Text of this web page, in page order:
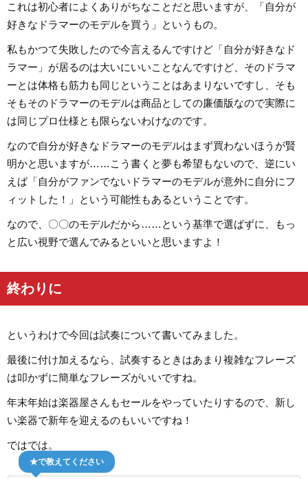
これは初心者によくありがちなことだと思いますが、「自分が
好きなドラマーのモデルを買う」というもの。
私もかつて失敗したので今言えるんですけど「自分が好きなド
ラマー」が居るのは大いにいいことなんですけど、そのドラマ
ーとは体格も筋力も同じということはあまりないですし、そも
そもそのドラマーのモデルは商品としての廉価版なので実際に
は同じプロ仕様とも限らないわけなのです。
なので自分が好きなドラマーのモデルはまず買わないほうが賢
明かと思いますが……こう書くと夢も希望もないので、逆にい
えば「自分がファンでないドラマーのモデルが意外に自分にフ
ィットした！」という可能性もあるということです。
なので、〇〇のモデルだから……という基準で選ばずに、もっ
と広い視野で選んでみるといいと思いますよ！
終わりに
というわけで今回は試奏について書いてみました。
最後に付け加えるなら、試奏するときはあまり複雑なフレーズ
は叩かずに簡単なフレーズがいいですね。
年末年始は楽器屋さんもセールをやっていたりするので、新し
い楽器で新年を迎えるのもいいですね！
ではでは。
★で教えてください